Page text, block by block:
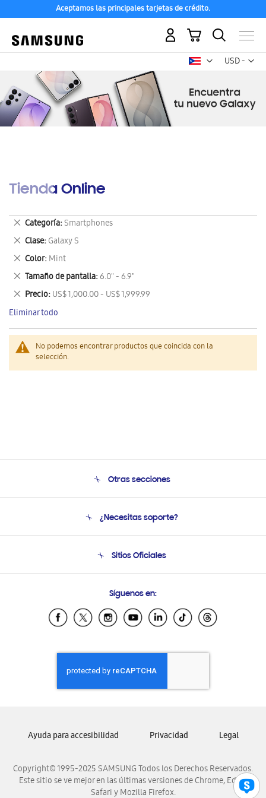
Aceptamos las principales tarjetas de crédito.
USD -
dólar
Mi carrito
Tienda Online
No podemos encontrar productos que coincida con la
selección.
Categoría Smartphones
Eliminar
este
artículo
Clase Galaxy S
Eliminar
este
artículo
Color Mint
Eliminar
este
artículo
Tamaño de pantalla 6.0" - 6.9"
Eliminar
este
artículo
Precio US$ 1,000.00 - US$ 1,999.99
Eliminar
este
artículo
Eliminar todo
Otras secciones
Soporte
Condiciones de Compra
¿Necesitas soporte?
Soporte vía eMail
Sitios Oficiales
Samsung Ecuador
Samsung El Salvador
Samsung Honduras
Samsung Nicaragua
Samsung Panamá
Samsung Venezuela
Síguenos en:
Copyright© 1995-2025 SAMSUNG Todos los Derechos Reservados.
Este sitio se ve mejor en las últimas versiones de Chrome, Edge,
Safari y Mozilla Firefox.
Ayuda para accesibilidad Privacidad Legal